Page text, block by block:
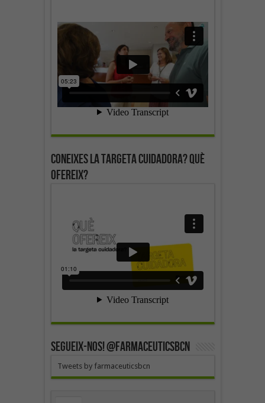
Coneixes la targeta cuidadora? Què
ofereix?
SEGUEIX-NOS! @farmaceuticsbcn
Tweets by farmaceuticsbcn